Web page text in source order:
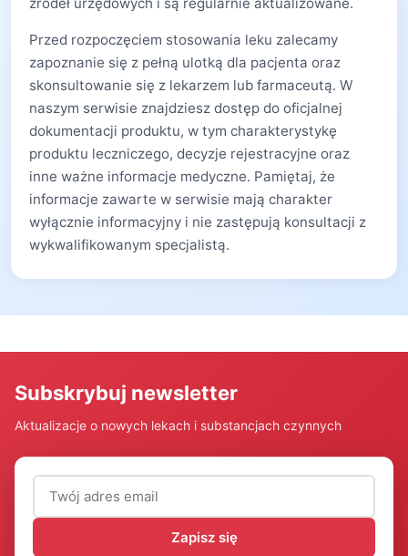
Przed rozpoczęciem stosowania leku zalecamy
zapoznanie się z pełną ulotką dla pacjenta oraz
skonsultowanie się z lekarzem lub farmaceutą. W
naszym serwisie znajdziesz dostęp do oficjalnej
dokumentacji produktu, w tym charakterystykę
produktu leczniczego, decyzje rejestracyjne oraz
inne ważne informacje medyczne. Pamiętaj, że
informacje zawarte w serwisie mają charakter
wyłącznie informacyjny i nie zastępują konsultacji z
wykwalifikowanym specjalistą.
Subskrybuj newsletter
Aktualizacje o nowych lekach i substancjach czynnych
Adres email (wymagany)
Zapisz się